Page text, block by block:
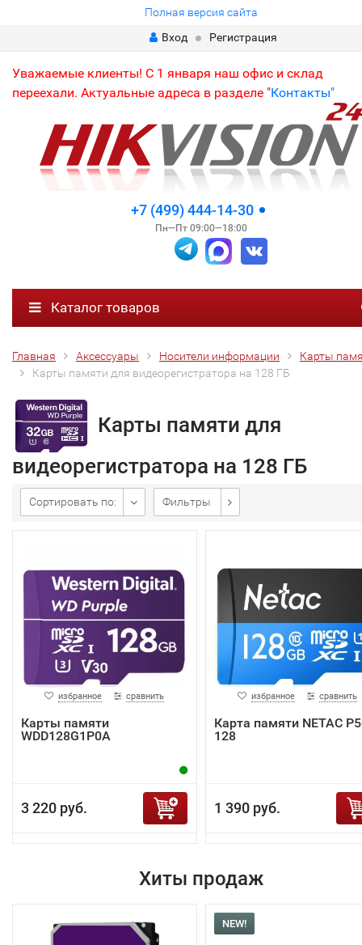
Полная версия сайта
Вход
Регистрация
Уважаемые клиенты! С 1 января наш офис и склад
переехали. Актуальные адреса в разделе "Контакты"
+7 (499) 444-14-30
Пн—Пт 09:00—18:00
Каталог товаров
Главная Аксессуары Носители информации
Карты
Карты памяти для видеорегистратора на 128 ГБ
Карты памяти для
видеорегистратора на 128 ГБ
Сортировать по: Фильтры
избранное сравнить
Карты памяти
WDD128G1P0A
3 220 руб.
избранное сравнить
Карта памяти NETAC
128
1 390 руб.
Хиты продаж
NEW!